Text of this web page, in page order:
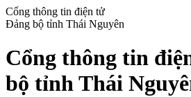
Cổng thông tin điện tử
Đảng bộ tỉnh Thái Nguyên
Cổng thông tin
bộ tỉnh Thái